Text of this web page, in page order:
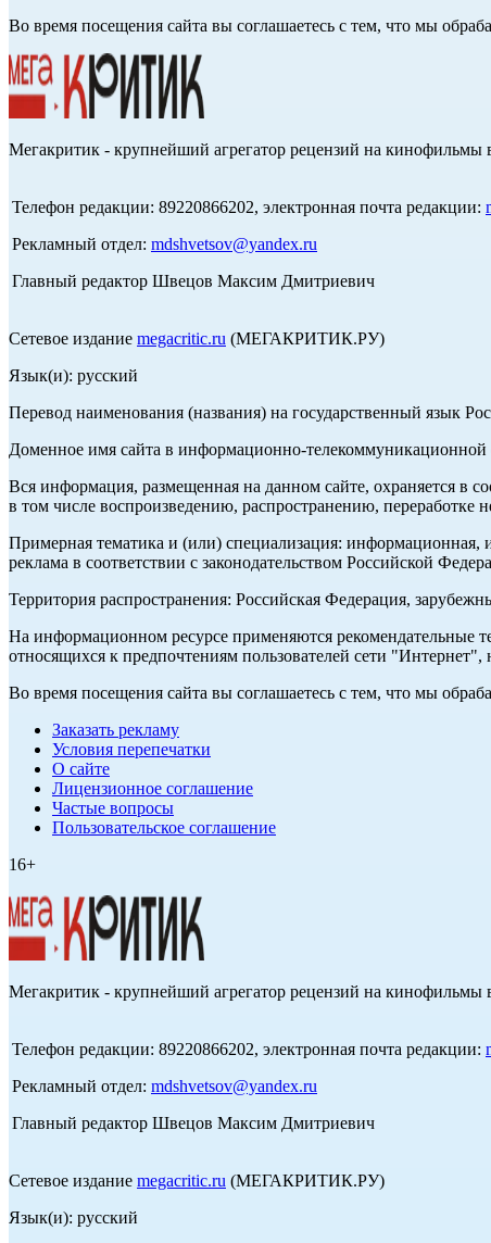
Во время посещения сайта вы соглашаетесь с тем, что мы
Мегакритик - крупнейший агрегатор рецензий на кинофильмы
Телефон редакции: 89220866202, электронная почта редакции:
Рекламный отдел: mdshvetsov@yandex.ru
Главный редактор Швецов Максим Дмитриевич
Сетевое издание megacritic.ru (МЕГАКРИТИК.РУ)
Язык(и): русский
Перевод наименования (названия) на государственный язык
Доменное имя сайта в информационно-телекоммуникационной
Вся информация, размещенная на данном сайте, охраняется в
в том числе воспроизведению, распространению, переработке
Примерная тематика и (или) специализация: информационная,
реклама в соответствии с законодательством Российской
Территория распространения: Российская Федерация,
На информационном ресурсе применяются рекомендательные
относящихся к предпочтениям пользователей сети
Во время посещения сайта вы соглашаетесь с тем, что мы
Заказать рекламу
Условия перепечатки
О сайте
Лицензионное соглашение
Частые вопросы
Пользовательское соглашение
16+
Мегакритик - крупнейший агрегатор рецензий на кинофильмы
Телефон редакции: 89220866202, электронная почта редакции:
Рекламный отдел: mdshvetsov@yandex.ru
Главный редактор Швецов Максим Дмитриевич
Сетевое издание megacritic.ru (МЕГАКРИТИК.РУ)
Язык(и): русский